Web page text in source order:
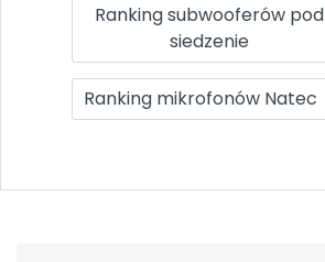
Ranking subwooferów pod
siedzenie
Ranking mikrofonów Natec